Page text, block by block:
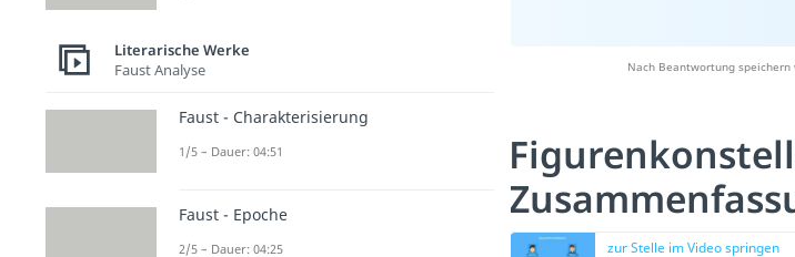
Nach Beantwortung
zur Stelle im Video springen
Literarische Werke
Faust Analyse
Faust - Charakterisierung
1/5 – Dauer: 04:51
Faust - Epoche
2/5 – Dauer: 04:25